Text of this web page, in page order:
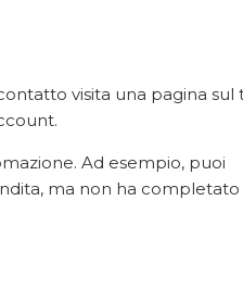
visita una pagina sul
Ad esempio, puoi
ma non ha completato